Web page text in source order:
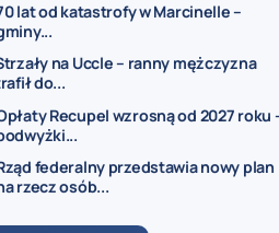
lat od katastrofy w Marcinelle –
na Uccle – ranny mężczyzna
do...
Recupel wzrosną od 2027 roku
federalny przedstawia nowy plan
rzecz osób...